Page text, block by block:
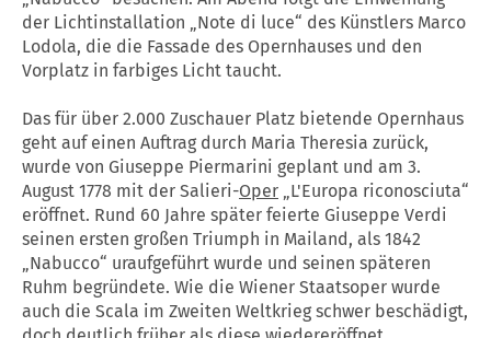
der Lichtinstallation „Note di luce“ des Künstlers Marco
Lodola, die die Fassade des Opernhauses und den
Vorplatz in farbiges Licht taucht.
Das für über 2.000 Zuschauer Platz bietende Opernhaus
geht auf einen Auftrag durch Maria Theresia zurück,
wurde von Giuseppe Piermarini geplant und am 3.
August 1778 mit der Salieri-Oper „L'Europa riconosciuta“
eröffnet. Rund 60 Jahre später feierte Giuseppe Verdi
seinen ersten großen Triumph in Mailand, als 1842
„Nabucco“ uraufgeführt wurde und seinen späteren
Ruhm begründete. Wie die Wiener Staatsoper wurde
auch die Scala im Zweiten Weltkrieg schwer beschädigt,